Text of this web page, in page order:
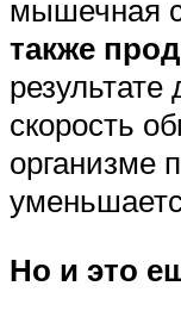
мышечная
также
результате
скорость
организме
Но и это